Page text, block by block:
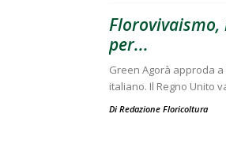
per...
Green Agorà approda
italiano. Il Regno Unito
Di Redazione Floricoltura